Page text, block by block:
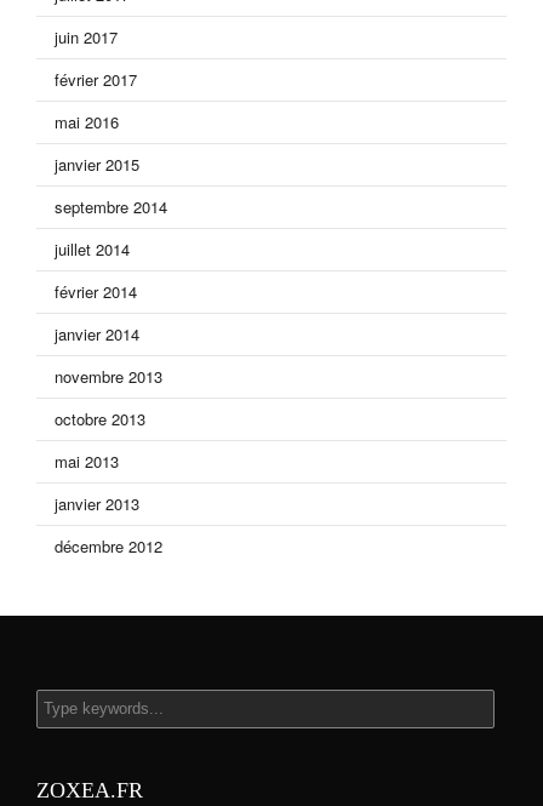
juin 2017
février 2017
mai 2016
janvier 2015
septembre 2014
juillet 2014
février 2014
janvier 2014
novembre 2013
octobre 2013
mai 2013
janvier 2013
décembre 2012
ZOXEA.FR